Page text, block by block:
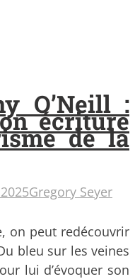
O’Neill :
écriture
de la
Gregory Seyer
on peut redécouvrir
bleu sur les veines
lui d’évoquer son